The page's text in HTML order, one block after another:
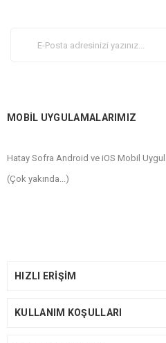
MOBİL UYGULAMALARIMIZ
Hatay Sofra Android ve iOS Mobil
(Çok yakında...)
HIZLI ERİŞİM
KULLANIM KOŞULLARI